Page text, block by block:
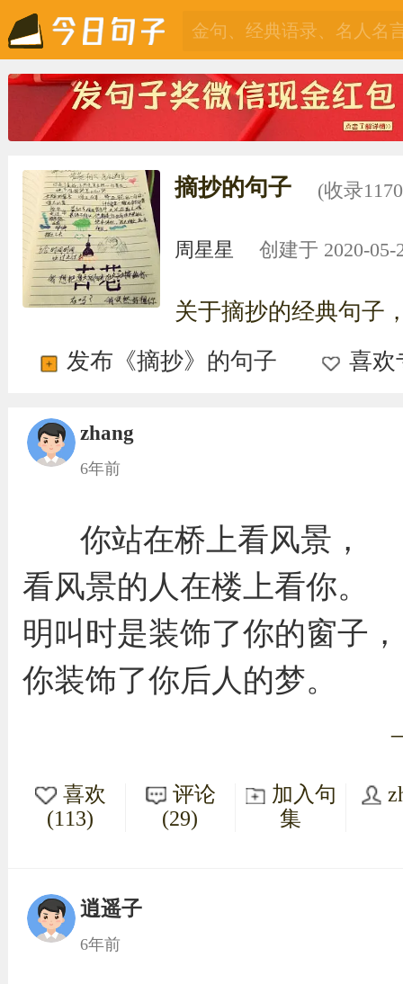
摘抄的句子 (收录
周星星 创建于 2020-05-
关于摘抄的经典句子
发布《摘抄》的句子
喜欢
zhang
6年前
你站在桥上看风景，
看风景的人在楼上看你。
明叫时是装饰了你的窗子，
你装饰了你后人的梦。
喜欢
(113)
评论
(29)
加入句
集
逍遥子
6年前